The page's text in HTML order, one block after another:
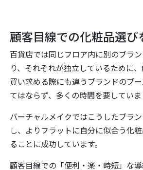
顧客目線での化粧品選び
百貨店では同じフロア内に別のブラ
り、それぞれが独立しているために
買い求める際にも違うブランドのブ
てはならず、多くの時間を要していま
バーチャルメイクではこうしたブラ
し、よりフラットに自分に似合う化
ることに成功しています。
顧客目線での「便利・楽・時短」な